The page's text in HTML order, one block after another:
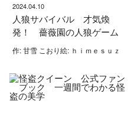
2024.04.10
人狼サバイバル 才気煥
発！ 薔薇園の人狼ゲーム
作: 甘雪 こおり絵: ｈｉｍｅｓｕｚ